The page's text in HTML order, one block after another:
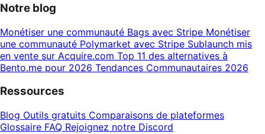
Notre blog
Monétiser une communauté Bags avec Stripe Monétiser
une communauté Polymarket avec Stripe Sublaunch mis
en vente sur Acquire.com Top 11 des alternatives à
Bento.me pour 2026 Tendances Communautaires 2026
Ressources
Blog Outils gratuits Comparaisons de plateformes
Glossaire FAQ Rejoignez notre Discord